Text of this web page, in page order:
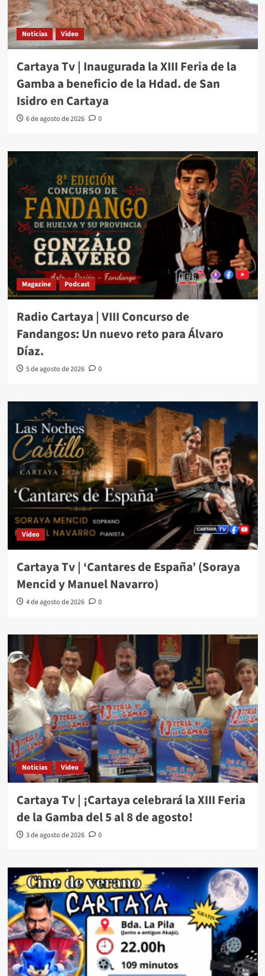
Noticias Video
Cartaya Tv | Inaugurada la XIII Feria de la
Gamba a beneficio de la Hdad. de San
Isidro en Cartaya
6 de agosto de 2026 0
Magazine Podcast
Radio Cartaya | VIII Concurso de
Fandangos: Un nuevo reto para Álvaro
Díaz.
5 de agosto de 2026 0
Video
Cartaya Tv | ‘Cantares de España’ (Soraya
Mencid y Manuel Navarro)
4 de agosto de 2026 0
Noticias Video
Cartaya Tv | ¡Cartaya celebrará la XIII Feria
de la Gamba del 5 al 8 de agosto!
3 de agosto de 2026 0